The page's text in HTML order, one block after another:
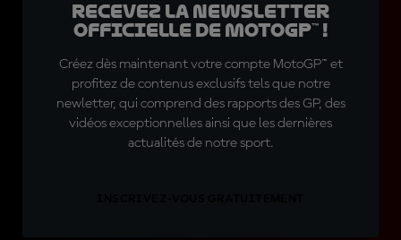
Recevez la Newsletter
officielle de MotoGP™ !
Créez dès maintenant votre compte MotoGP™ et
profitez de contenus exclusifs tels que notre
newletter, qui comprend des rapports des GP, des
vidéos exceptionnelles ainsi que les dernières
actualités de notre sport.